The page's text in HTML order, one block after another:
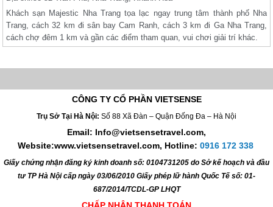
Khách sạn Majestic Nha Trang tọa lạc ngay trung tâm thành phố Nha
Trang, cách 32 km đi sân bay Cam Ranh, cách 3 km đi Ga Nha Trang,
cách chợ đêm 1 km và gần các điểm tham quan, vui chơi giải trí khác.
CÔNG TY CỔ PHẦN VIETSENSE
Trụ Sở Tại Hà Nội: Số 88 Xã Đàn – Quận Đống Đa – Hà Nội
Email: Info@vietsensetravel.com,
Website:www.vietsensetravel.com, Hotline: 0916 172 338
Giấy chứng nhận đăng ký kinh doanh số: 0104731205 do Sở kế hoạch và đầu
tư TP Hà Nội cấp ngày 03/06/2010 Giấy phép lữ hành Quốc Tế số: 01-
687/2014/TCDL-GP LHQT